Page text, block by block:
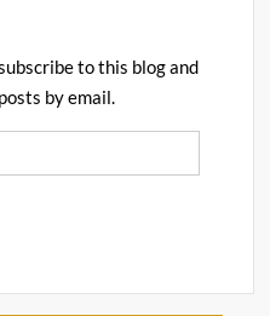
to this blog and
by email.